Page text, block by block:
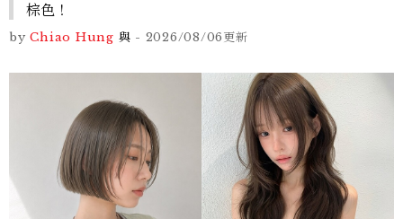
棕色！
by Chiao Hung 與 - 2026/08/06更新